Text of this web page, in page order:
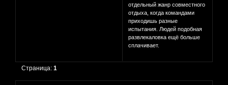
отдельный жанр совместного
отдыха, когда командами
приходишь разные
испытания. Людей подобная
развлекаловка ещё больше
сплачивает.
Страница:1